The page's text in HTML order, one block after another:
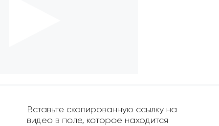
Вставьте скопированную ссылку на
видео в поле, которое находится